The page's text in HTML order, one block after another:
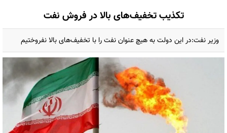
تکذیب تخفیف‌های بالا در فروش نفت
وزیر نفت:در این دولت به هیچ عنوان نفت را با تخفیف‌های بالا نفروختیم